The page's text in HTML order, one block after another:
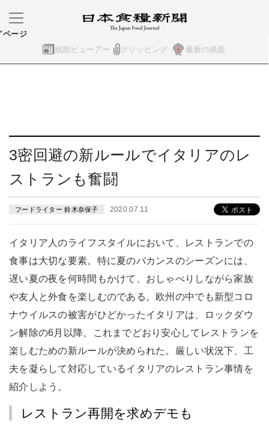
紙面ビューアー クリッピング 最新の紙面
ページ
3密回避の新ルールでイタリアのレ
ストランも奮闘
フードライター 鈴木奈保子 2020.07.11
イタリア人のライフスタイルにおいて、レストランでの
食事は大切な要素。特に夏のバカンスのシーズンには、
遅い夏の夜を何時間もかけて、おしゃべりしながら家族
や友人と外食を楽しむのである。欧州の中でも新型コロ
ナウイルスの被害がひどかったイタリアは、ロックダウ
ン解除の6月以降、これまでどおり安心してレストランを
楽しむための新ルールが決められた。厳しい状況下、工
夫を凝らして対応しているイタリアのレストラン事情を
紹介しよう。
レストラン再開を求めデモも